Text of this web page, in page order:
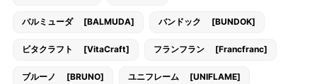
バルミューダ [BALMUDA] バンドック [BUNDOK]
ビタクラフト [VitaCraft] フランフラン [Francfranc]
ブルーノ [BRUNO] ユニフレーム [UNIFLAME]